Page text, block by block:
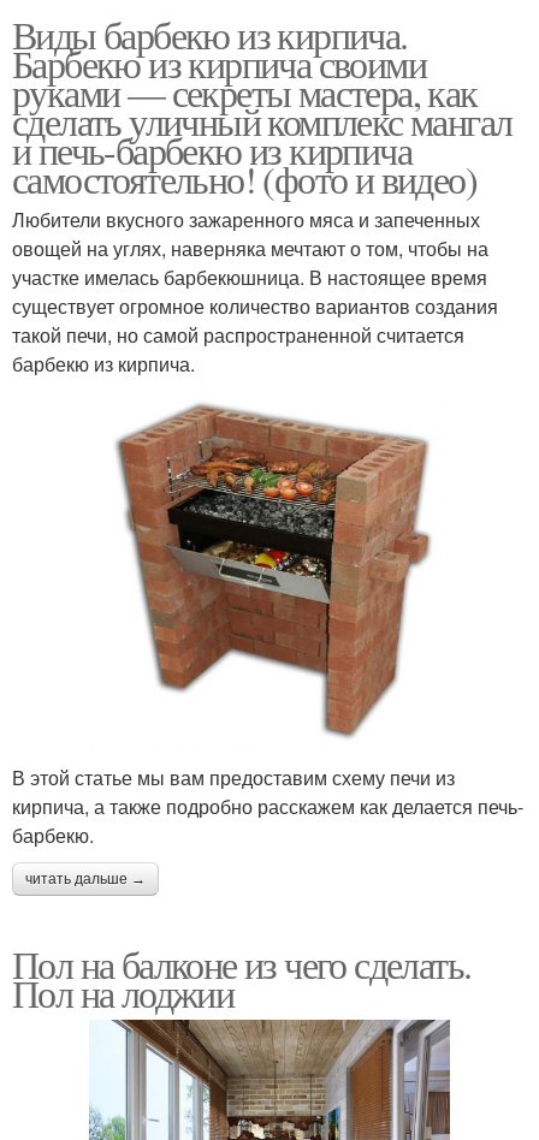
Виды барбекю из кирпича.
Барбекю из кирпича своими
руками — секреты мастера, как
сделать уличный комплекс мангал
и печь-барбекю из кирпича
самостоятельно! (фото и видео)
Любители вкусного зажаренного мяса и запеченных
овощей на углях, наверняка мечтают о том, чтобы на
участке имелась барбекюшница. В настоящее время
существует огромное количество вариантов создания
такой печи, но самой распространенной считается
барбекю из кирпича.
В этой статье мы вам предоставим схему печи из
кирпича, а также подробно расскажем как делается печь-
барбекю.
читать дальше →
Пол на балконе из чего сделать.
Пол на лоджии